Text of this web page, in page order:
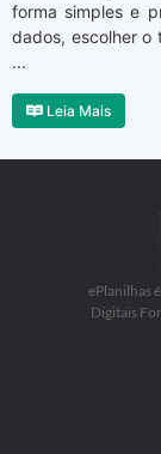
forma simples e
dados, escolher o
...
Leia Mais
ePlanilhas
Digitais